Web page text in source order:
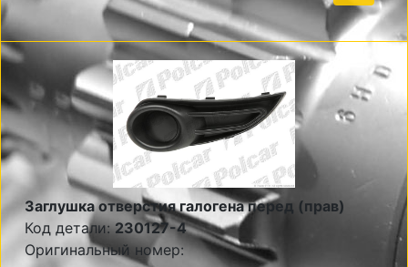
Заглушка отверстия галогена перед (прав)
Код детали:230127-4
Оригинальный номер: